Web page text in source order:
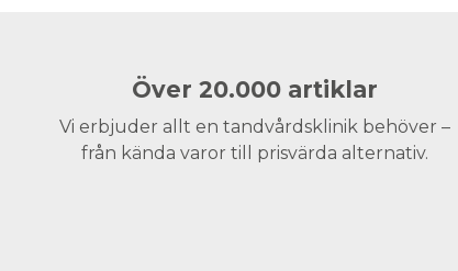
Över 20.000 artiklar
Vi erbjuder allt en tandvårdsklinik behöver –
från kända varor till prisvärda alternativ.